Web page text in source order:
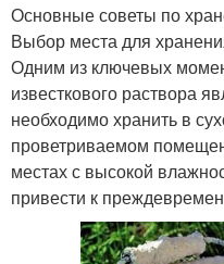
Основные советы по
Выбор места для
Одним из ключевых
известкового раствора
необходимо хранить в
проветриваемом
местах с высокой
привести к